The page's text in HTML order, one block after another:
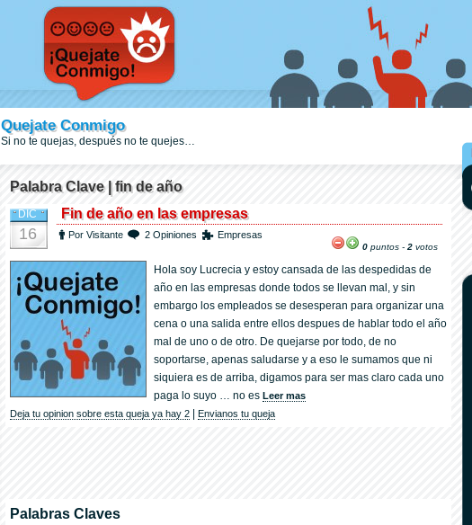
Quejate Conmigo
Si no te quejas, después no te quejes…
Palabra Clave | fin de año
DIC
16
Fin de año en las empresas
Por Visitante 2 Opiniones Empresas
0 puntos - 2 votos
Hola soy Lucrecia y estoy cansada de las despedidas de
año en las empresas donde todos se llevan mal, y sin
embargo los empleados se desesperan para organizar una
cena o una salida entre ellos despues de hablar todo el año
mal de uno o de otro. De quejarse por todo, de no
soportarse, apenas saludarse y a eso le sumamos que ni
siquiera es de arriba, digamos para ser mas claro cada uno
paga lo suyo … no es Leer mas
Deja tu opinion sobre esta queja ya hay 2
Envianos tu queja
Palabras Claves